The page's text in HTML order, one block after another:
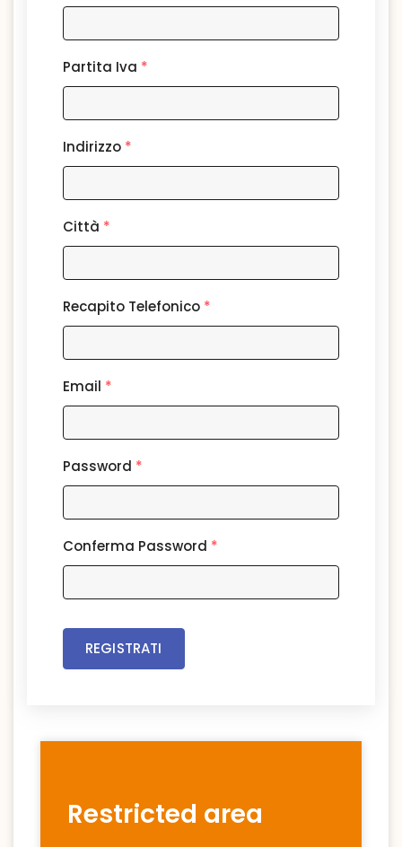
Partita Iva *
Indirizzo *
Città *
Recapito Telefonico *
Email *
Password *
Conferma Password *
REGISTRATI
Restricted area